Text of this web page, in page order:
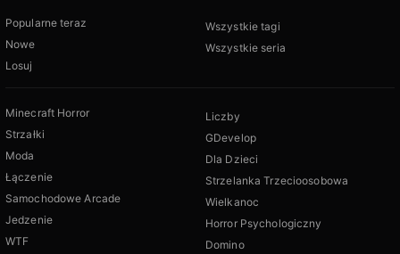
Popularne teraz
Nowe
Losuj
Wszystkie tagi
Wszystkie seria
Minecraft Horror
Strzałki
Moda
Łączenie
Samochodowe Arcade
Jedzenie
WTF
Liczby
GDevelop
Dla Dzieci
Strzelanka Trzecioosobowa
Wielkanoc
Horror Psychologiczny
Domino